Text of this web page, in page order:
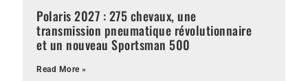
Polaris 2027 : 275 chevaux, une
transmission pneumatique révolutionnaire
et un nouveau Sportsman 500
Read More »